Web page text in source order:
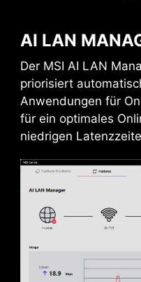
AI LAN
Der MSI AI LAN
priorisiert
Anwendungen für
für ein optimales
niedrigen
Verbinde mehrere
Kaskadierung,
Videosignale
einen
verwenden, um
einzige
Bitte akzeptieren Sie